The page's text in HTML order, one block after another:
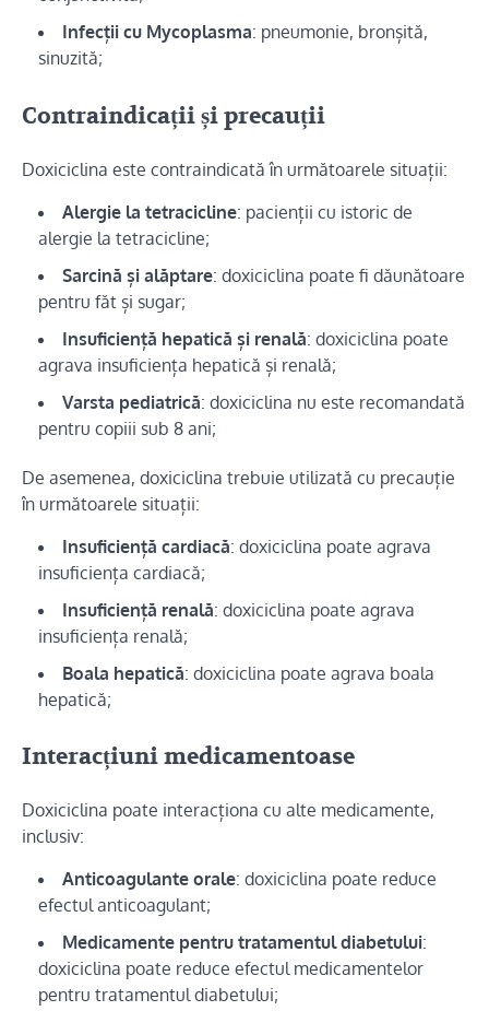
Infecții cu Mycoplasma: pneumonie, bronșită,
sinuzită;
Contraindicații și precauții
Doxiciclina este contraindicată în următoarele situații:
Alergie la tetracicline: pacienții cu istoric de
alergie la tetracicline;
Sarcină și alăptare: doxiciclina poate fi dăunătoare
pentru făt și sugar;
Insuficiență hepatică și renală: doxiciclina poate
agrava insuficiența hepatică și renală;
Varsta pediatrică: doxiciclina nu este recomandată
pentru copiii sub 8 ani;
De asemenea, doxiciclina trebuie utilizată cu precauție
în următoarele situații:
Insuficiență cardiacă: doxiciclina poate agrava
insuficiența cardiacă;
Insuficiență renală: doxiciclina poate agrava
insuficiența renală;
Boala hepatică: doxiciclina poate agrava boala
hepatică;
Interacțiuni medicamentoase
Doxiciclina poate interacționa cu alte medicamente,
inclusiv:
Anticoagulante orale: doxiciclina poate reduce
efectul anticoagulant;
Medicamente pentru tratamentul diabetului:
doxiciclina poate reduce efectul medicamentelor
pentru tratamentul diabetului;